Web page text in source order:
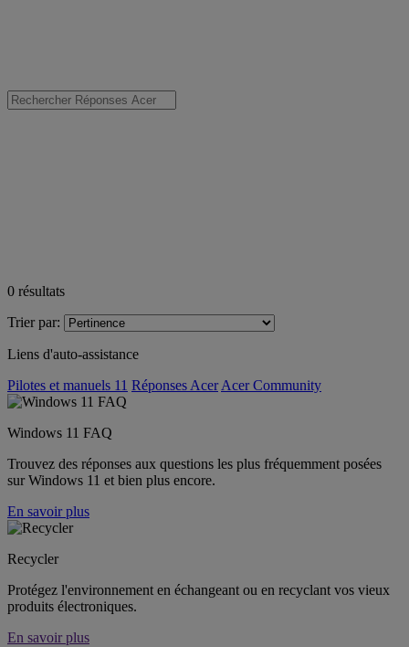
0 résultats
Trier par:
Liens d'auto-assistance
Pilotes et manuels 11 Réponses Acer Acer Community
Windows 11 FAQ
Trouvez des réponses aux questions les plus fréquemment posées
sur Windows 11 et bien plus encore.
En savoir plus
Recycler
Protégez l'environnement en échangeant ou en recyclant vos vieux
produits électroniques.
En savoir plus